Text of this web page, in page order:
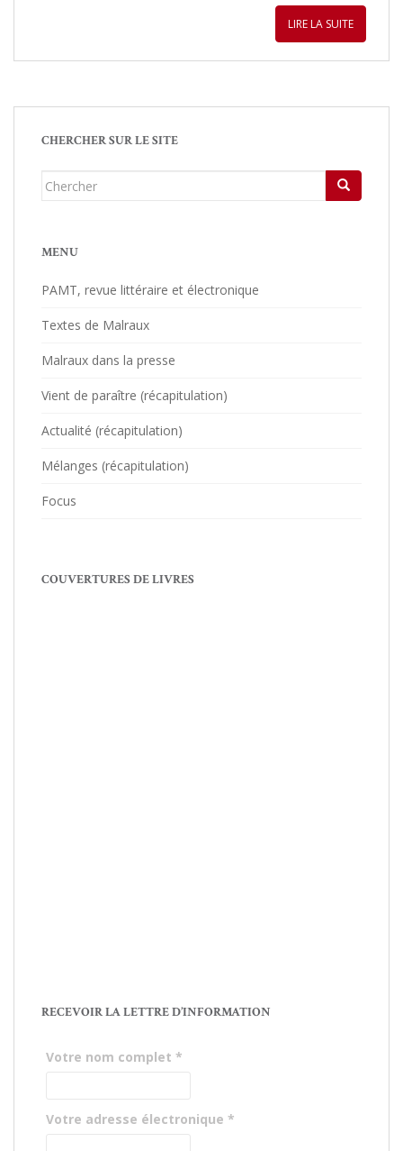
LIRE LA SUITE
CHERCHER SUR LE SITE
Chercher...
MENU
PAMT, revue littéraire et électronique
Textes de Malraux
Malraux dans la presse
Vient de paraître (récapitulation)
Actualité (récapitulation)
Mélanges (récapitulation)
Focus
COUVERTURES DE LIVRES
RECEVOIR LA LETTRE D’INFORMATION
Votre nom complet *
Votre adresse électronique *